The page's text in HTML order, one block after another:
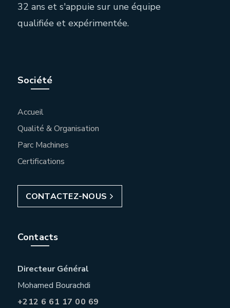
32 ans et s'appuie sur une équipe
qualifiée et expérimentée.
Société
Accueil
Qualité & Organisation
Parc Machines
Certifications
CONTACTEZ-NOUS
Contacts
Directeur Général
Mohamed Bourachdi
+212 6 61 17 00 69